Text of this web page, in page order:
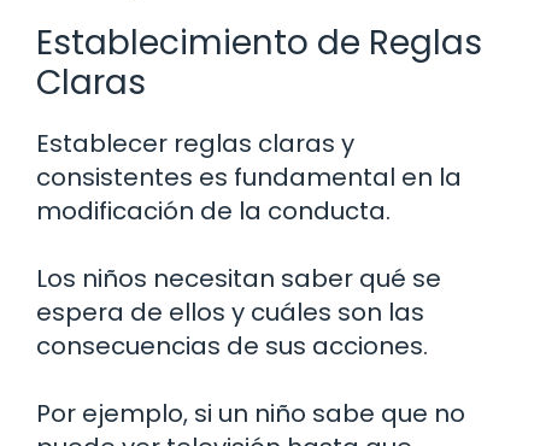
Establecimiento de Reglas
Claras
Establecer reglas claras y
consistentes es fundamental en la
modificación de la conducta.
Los niños necesitan saber qué se
espera de ellos y cuáles son las
consecuencias de sus acciones.
Por ejemplo, si un niño sabe que no